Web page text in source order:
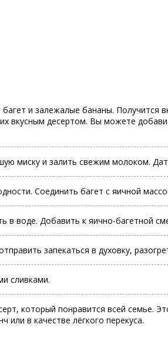
и залежалые бананы. Получится
вкусным десертом. Вы можете
миску и залить свежим молоком.
Соединить багет с яичной
воде. Добавить к яично-багетной
запекаться в духовку,
сливками.
который понравится всей семье.
или в качестве лёгкого перекуса.